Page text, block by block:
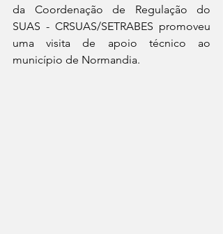
da Coordenação de Regulação do
SUAS - CRSUAS/SETRABES promoveu
uma visita de apoio técnico ao
município de Normandia.